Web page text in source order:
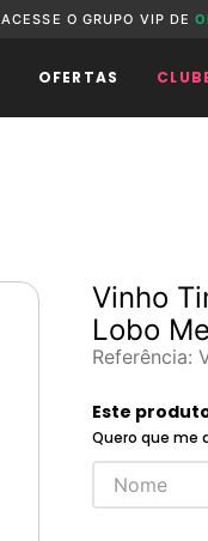
ACESSE O GRUPO VIP DE
OFERTAS
Vinho
Lobo
Referência:
Este
Quero que me